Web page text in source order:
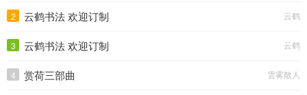
2 云鹤书法 欢迎订制 云鹤
3 云鹤书法 欢迎订制 云鹤
4 赏荷三部曲 雲雾散人